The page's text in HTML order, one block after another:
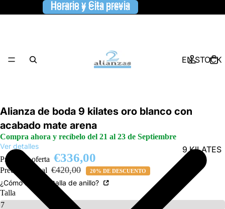
Horario y Cita previa
Horario y Cita previa
EN STOCK
9 KILATES
Alianza de boda 9 kilates oro blanco con
acabado mate arena
Compra ahora y recíbelo del 21 al 23 de Septiembre
Ver detalles
Precio de oferta €336,00
Precio habitual €420,00 20% DE DESCUENTO
¿Cómo saber la talla de anillo?
Talla